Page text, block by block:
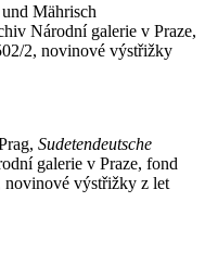
Mährisch
Národní galerie v Praze,
2, novinové výstřižky
Sudetendeutsche
galerie v Praze, fond
novinové výstřižky z let